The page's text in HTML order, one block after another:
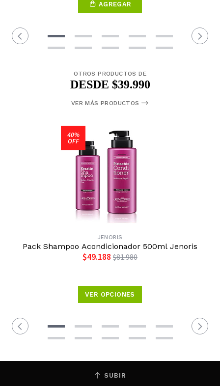
AGREGAR
OTROS PRODUCTOS DE
DESDE $39.990
VER MÁS PRODUCTOS
40%
OFF
JENORIS
Pack Shampoo Acondicionador 500ml Jenoris
$49.188 $81.980
VER OPCIONES
SUBIR